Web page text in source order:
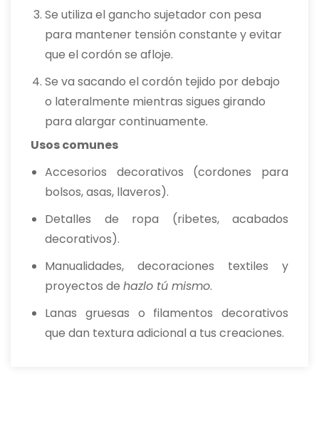
Se utiliza el gancho sujetador con pesa
para mantener tensión constante y evitar
que el cordón se afloje.
Se va sacando el cordón tejido por debajo
o lateralmente mientras sigues girando
para alargar continuamente.
Usos comunes
Accesorios decorativos (cordones para
bolsos, asas, llaveros).
Detalles de ropa (ribetes, acabados
decorativos).
Manualidades, decoraciones textiles y
proyectos de hazlo tú mismo.
Lanas gruesas o filamentos decorativos
que dan textura adicional a tus creaciones.